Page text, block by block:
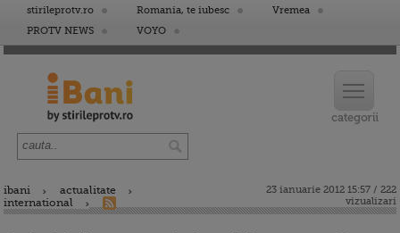
stirileprotv.ro Romania, te iubesc
Vremea
PROTV NEWS
VOYO
ibani
actualitate
international
23 ianuarie 2012 15:57 / 222
vizualizari